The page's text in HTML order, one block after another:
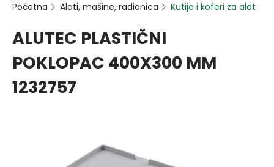
Početna Alati, mašine, radionica Kutije i koferi za alat
ALUTEC PLASTIČNI
POKLOPAC 400X300 MM
1232757